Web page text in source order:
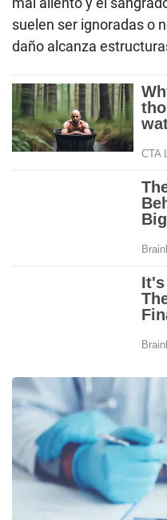
suelen ser ignoradas o
daño alcanza